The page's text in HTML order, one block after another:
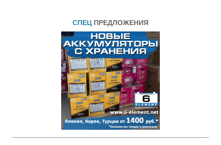
СПЕЦ ПРЕДЛОЖЕНИЯ